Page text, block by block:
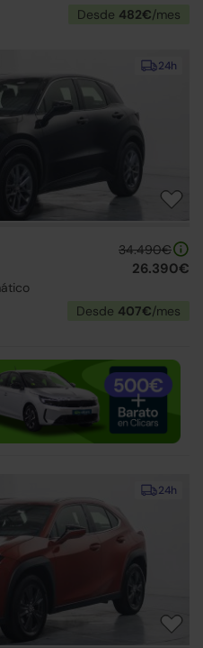
Desde 482€/mes
24h
34.490€
26.390€
Desde 407€/mes
24h